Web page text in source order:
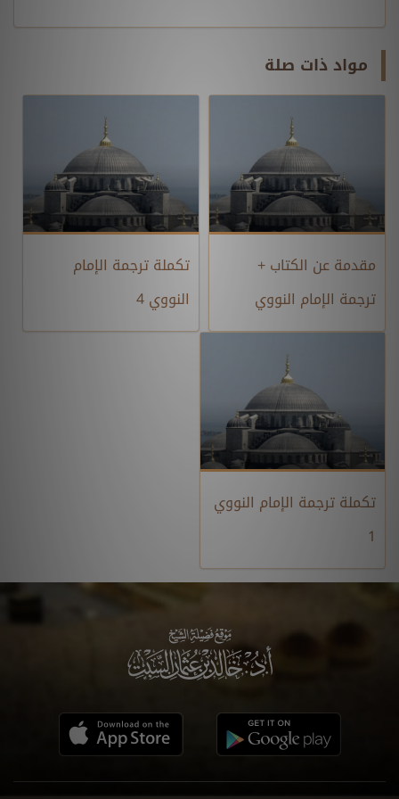
مواد ذات صلة
مقدمة عن الكتاب +
ترجمة الإمام النووي
تكملة ترجمة الإمام
النووي 4
تكملة ترجمة الإمام النووي
1